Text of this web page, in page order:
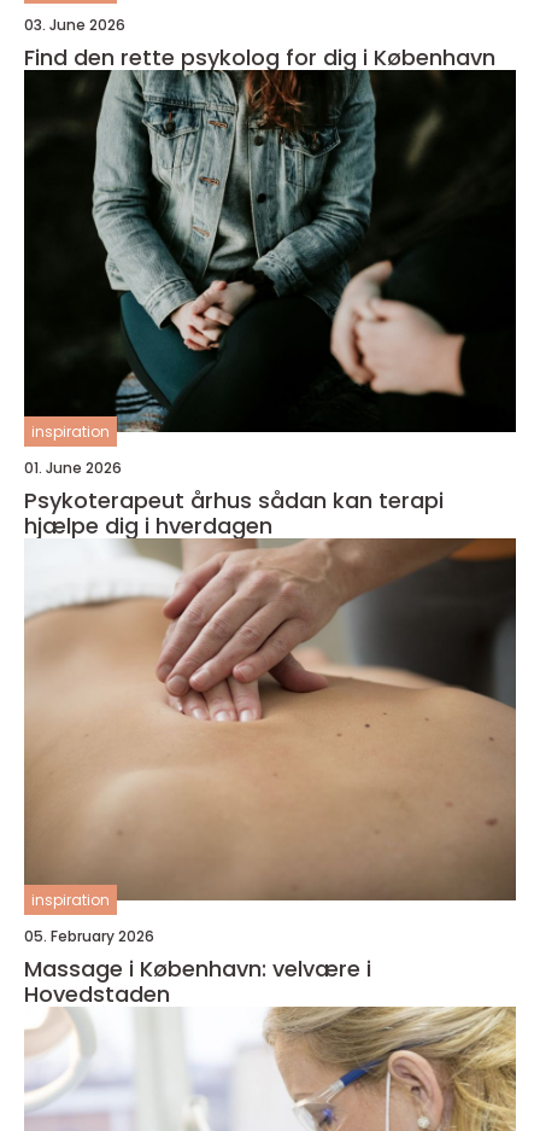
03. June 2026
Find den rette psykolog for dig i København
inspiration
01. June 2026
Psykoterapeut århus sådan kan terapi
hjælpe dig i hverdagen
inspiration
05. February 2026
Massage i København: velvære i
Hovedstaden